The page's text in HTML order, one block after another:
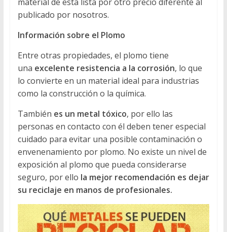
publicado por nosotros.
Información sobre el Plomo
Entre otras propiedades, el plomo tiene
una excelente resistencia a la corrosión, lo que
lo convierte en un material ideal para industrias
como la construcción o la química.
También es un metal tóxico, por ello las
personas en contacto con él deben tener especial
cuidado para evitar una posible contaminación o
envenenamiento por plomo. No existe un nivel de
exposición al plomo que pueda considerarse
seguro, por ello la mejor recomendación es dejar
su reciclaje en manos de profesionales.